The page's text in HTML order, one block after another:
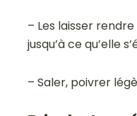
– Les laisser
jusqu’à ce qu’elle
– Saler, poivrer